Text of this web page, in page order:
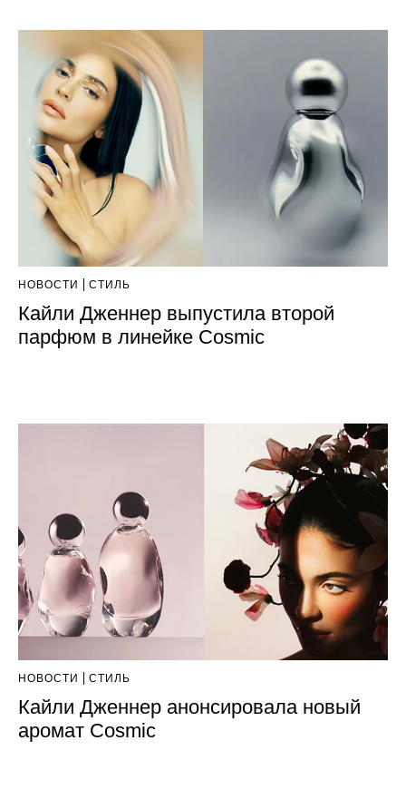
НОВОСТИ СТИЛЬ
Кайли Дженнер выпустила второй
парфюм в линейке Cosmic
НОВОСТИ СТИЛЬ
Кайли Дженнер анонсировала новый
аромат Cosmic